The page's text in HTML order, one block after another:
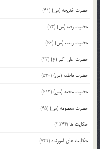
حضرت خدیجه (س)(41)
حضرت رقیه (س)(13)
حضرت زینب (س)(66)
حضرت علی اکبر (ع)(23)
حضرت فاطمه (س)(530)
حضرت محمد (ص)(613)
حضرت معصومه (س)(45)
حکایت ها (2,244)
حکایت های آموزنده (749)